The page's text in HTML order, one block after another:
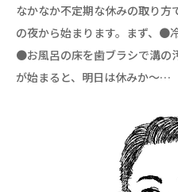
なかなか不定期な休みの取り方
の夜から始まります。まず、●
●お風呂の床を歯ブラシで溝の
が始まると、明日は休みか～…